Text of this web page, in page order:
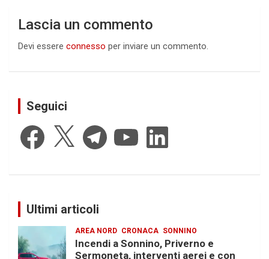
Lascia un commento
Devi essere connesso per inviare un commento.
Seguici
Facebook Telegram YouTube LinkedIn
Ultimi articoli
AREA NORD CRONACA SONNINO
Incendi a Sonnino, Priverno e
Sermoneta, interventi aerei e con